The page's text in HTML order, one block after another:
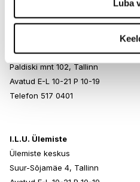
Luba
Rocca al Mare Kaubanduskeskus
Paldiski mnt 102, Tallinn
Avatud E-L 10-21 P 10-19
Telefon 517 0401
I.L.U. Ülemiste
Ülemiste keskus
Suur-Sõjamäe 4, Tallinn